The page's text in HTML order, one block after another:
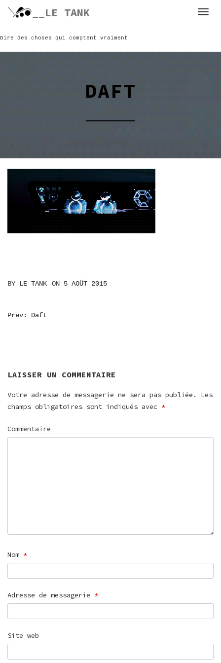
Skip
__LE TANK
Dire des choses qui comptent vraiment
DAFT
BY LE TANK ON 5 AOÛT 2015
NAVIGATION
Prev: Daft
LAISSER UN COMMENTAIRE
Votre adresse de messagerie ne sera pas publiée.
Les
champs obligatoires sont indiqués avec *
Commentaire
Nom *
Adresse de messagerie *
Site web